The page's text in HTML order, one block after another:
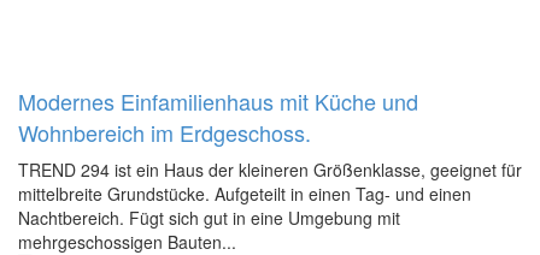
Modernes Einfamilienhaus mit Küche und
Wohnbereich im Erdgeschoss.
TREND 294 ist ein Haus der kleineren Größenklasse, geeignet für
mittelbreite Grundstücke. Aufgeteilt in einen Tag- und einen
Nachtbereich. Fügt sich gut in eine Umgebung mit
mehrgeschossigen Bauten...